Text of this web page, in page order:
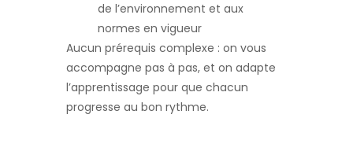
de l’environnement et aux
normes en vigueur
Aucun prérequis complexe : on vous
accompagne pas à pas, et on adapte
l’apprentissage pour que chacun
progresse au bon rythme.